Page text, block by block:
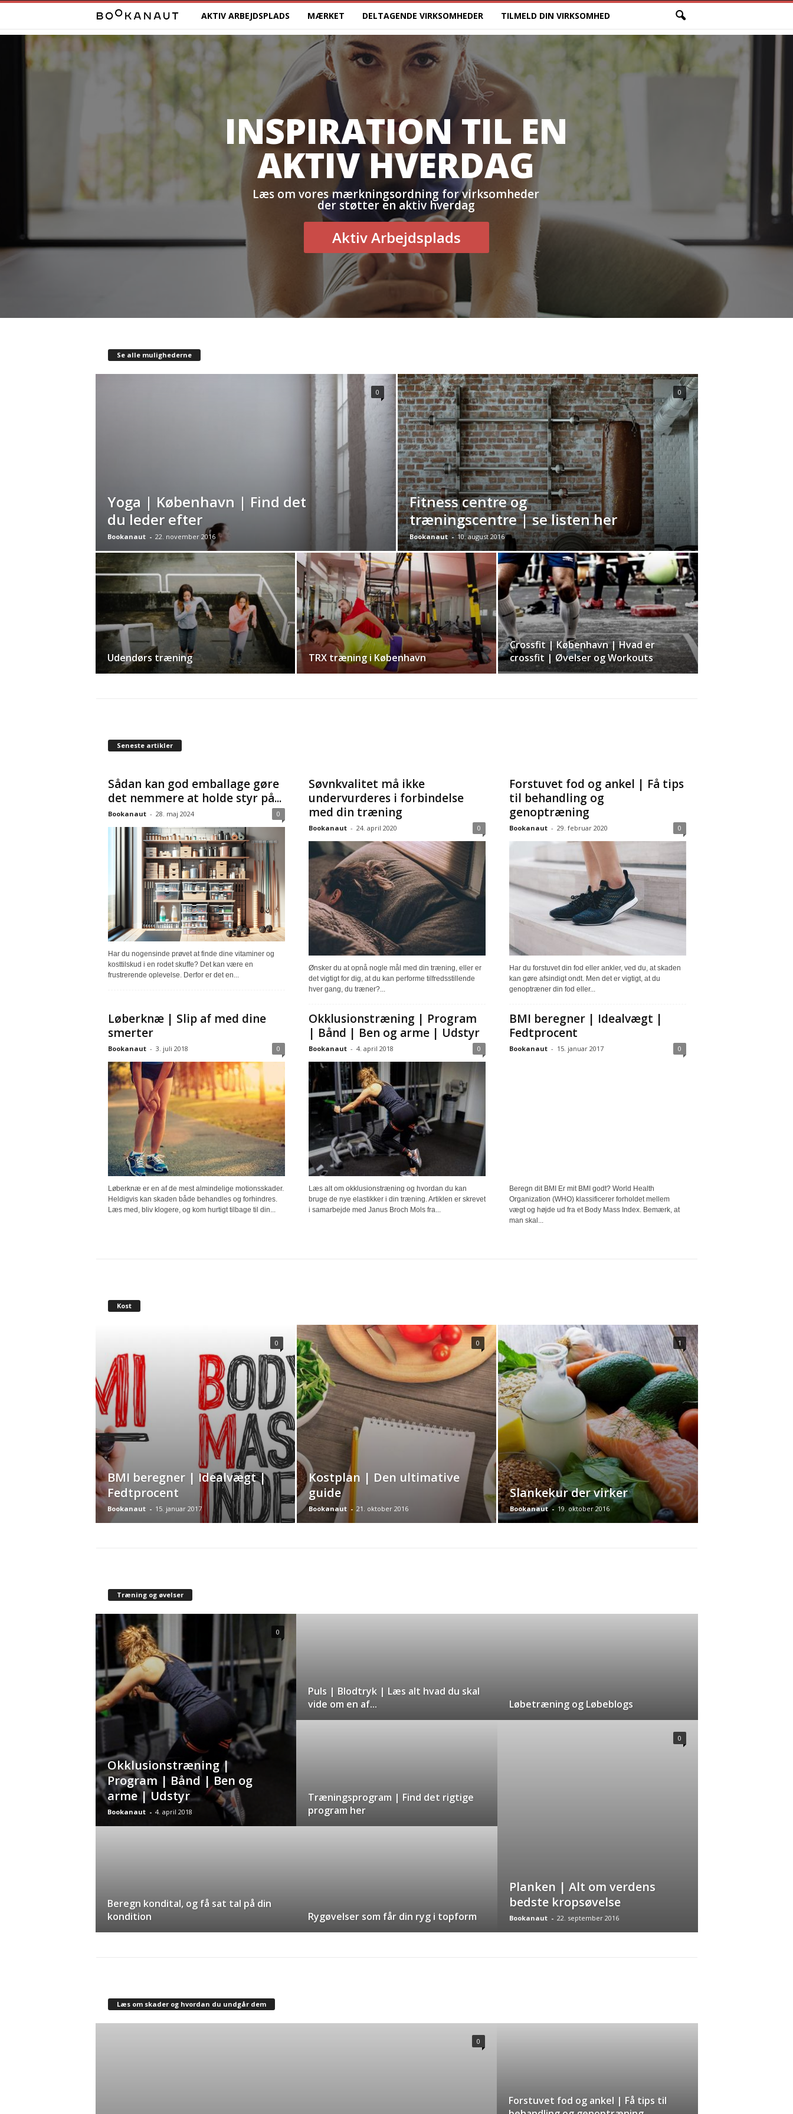
o
a
AKTIV ARBEJDSPLADS MÆRKET DELTAGENDE VIRKSOMHEDER TILMELD DIN VIRKSOMHED
INSPIRATION TIL EN
AKTIV HVERDAG
Læs om vores mærkningsordning for virksomheder
der støtter en aktiv hverdag
Aktiv Arbejdsplads
Se alle mulighederne
Yoga | København | Find det
du leder efter
Bookanaut - 22. november 2016
0
Fitness centre og
træningscentre | se listen her
Bookanaut - 10. august 2016
0
Udendørs træning TRX træning i København
Crossfit | København | Hvad er
crossfit | Øvelser og Workouts
Seneste artikler
Sådan kan god emballage gøre
det nemmere at holde styr på...
Bookanaut - 28. maj 2024 0
Har du nogensinde prøvet at finde dine vitaminer og
kosttilskud i en rodet skuffe? Det kan være en
frustrerende oplevelse. Derfor er det en...
Søvnkvalitet må ikke
undervurderes i forbindelse
med din træning
Bookanaut - 24. april 2020 0
Ønsker du at opnå nogle mål med din træning, eller er
det vigtigt for dig, at du kan performe tilfredsstillende
hver gang, du træner?...
Forstuvet fod og ankel | Få tips
til behandling og
genoptræning
Bookanaut - 29. februar 2020 0
Har du forstuvet din fod eller ankler, ved du, at skaden
kan gøre afsindigt ondt. Men det er vigtigt, at du
genoptræner din fod eller...
Løberknæ | Slip af med dine
smerter
Bookanaut - 3. juli 2018 0
Løberknæ er en af de mest almindelige motionsskader.
Heldigvis kan skaden både behandles og forhindres.
Læs med, bliv klogere, og kom hurtigt tilbage til din...
Okklusionstræning | Program
| Bånd | Ben og arme | Udstyr
Bookanaut - 4. april 2018 0
Læs alt om okklusionstræning og hvordan du kan
bruge de nye elastikker i din træning. Artiklen er skrevet
i samarbejde med Janus Broch Mols fra...
BMI beregner | Idealvægt |
Fedtprocent
Bookanaut - 15. januar 2017 0
Beregn dit BMI Er mit BMI godt? World Health
Organization (WHO) klassificerer forholdet mellem
vægt og højde ud fra et Body Mass Index. Bemærk, at
man skal...
Kost
BMI beregner | Idealvægt |
Fedtprocent
Bookanaut - 15. januar 2017
0
Kostplan | Den ultimative
guide
Bookanaut - 21. oktober 2016
0
Slankekur der virker
Bookanaut - 19. oktober 2016
1
Træning og øvelser
Okklusionstræning |
Program | Bånd | Ben og
arme | Udstyr
Bookanaut - 4. april 2018
0
Beregn kondital, og få sat tal på din
kondition
Puls | Blodtryk | Læs alt hvad du skal
vide om en af...
Træningsprogram | Find det rigtige
program her
Rygøvelser som får din ryg i topform
Løbetræning og Løbeblogs
Planken | Alt om verdens
bedste kropsøvelse
Bookanaut - 22. september 2016
0
Læs om skader og hvordan du undgår dem
0
Forstuvet fod og ankel | Få tips til